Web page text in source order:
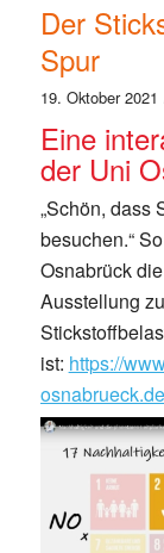
Der
Spur
19. Oktober 2021
Eine
der Uni
„Schön, dass
besuchen.“
Osnabrück
Ausstellung
ist: https://